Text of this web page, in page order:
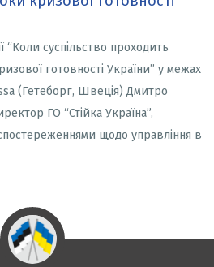
“Коли суспільство проходить
готовності України” у межах
(Гетеборг, Швеція) Дмитро
ГО “Стійка Україна”,
щодо управління в